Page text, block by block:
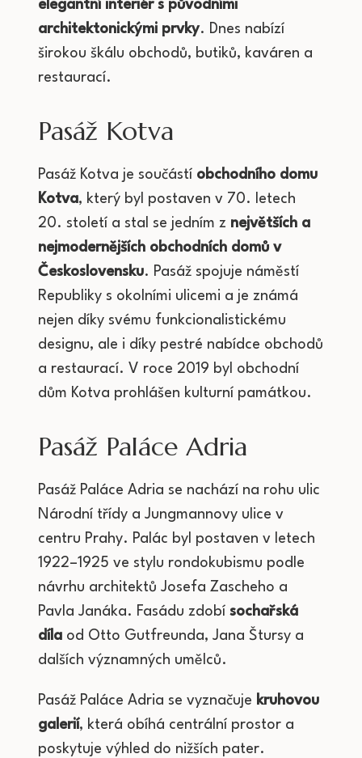
elegantní interiér s původními
architektonickými prvky. Dnes nabízí
širokou škálu obchodů, butiků, kaváren a
restaurací.
Pasáž Kotva
Pasáž Kotva je součástí obchodního domu
Kotva, který byl postaven v 70. letech
20. století a stal se jedním z největších a
nejmodernějších obchodních domů v
Československu. Pasáž spojuje náměstí
Republiky s okolními ulicemi a je známá
nejen díky svému funkcionalistickému
designu, ale i díky pestré nabídce obchodů
a restaurací. V roce 2019 byl obchodní
dům Kotva prohlášen kulturní památkou.
Pasáž Paláce Adria
Pasáž Paláce Adria se nachází na rohu ulic
Národní třídy a Jungmannovy ulice v
centru Prahy. Palác byl postaven v letech
1922–1925 ve stylu rondokubismu podle
návrhu architektů Josefa Zascheho a
Pavla Janáka. Fasádu zdobí sochařská
díla od Otto Gutfreunda, Jana Štursy a
dalších významných umělců.
Pasáž Paláce Adria se vyznačuje kruhovou
galerií, která obíhá centrální prostor a
poskytuje výhled do nižších pater.